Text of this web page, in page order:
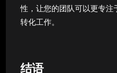
性，让您的团队可以更专注
转化工作。
结语